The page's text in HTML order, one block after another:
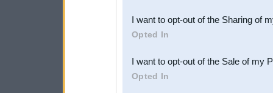
Downstream Participants
third parties.
I want to opt-out of the Sharing of
Opted In
I want to opt-out of the Sale of my
Opted In